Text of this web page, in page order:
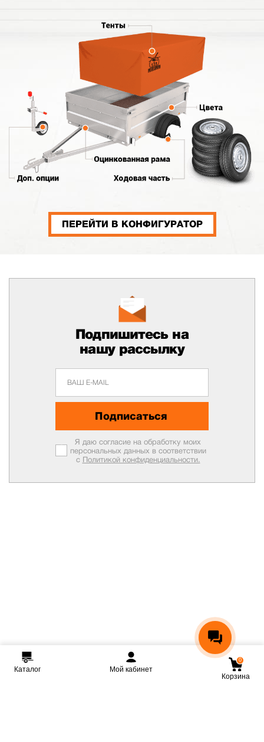
ПЕРЕЙТИ В КОНФИГУРАТОР
Подпишитесь на
нашу рассылку
Подписаться
Я даю согласие на обработку моих
персональных данных в соответствии
с Политикой конфиденциальности.
Каталог Мой кабинет
0
Корзина